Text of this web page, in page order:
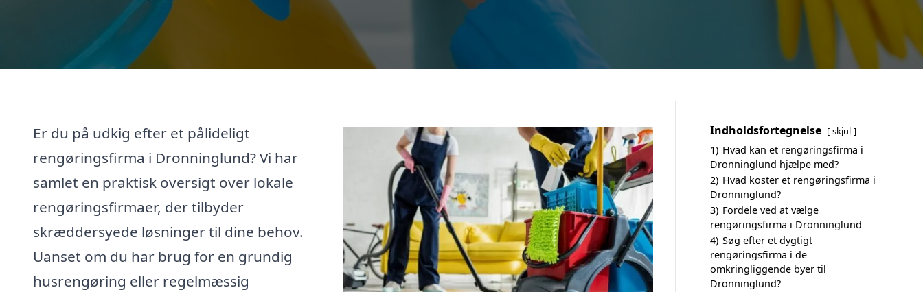
Er du på udkig efter et pålideligt
rengøringsfirma i Dronninglund? Vi har
samlet en praktisk oversigt over lokale
rengøringsfirmaer, der tilbyder
skræddersyede løsninger til dine behov.
Uanset om du har brug for en grundig
husrengøring eller regelmæssig
Indholdsfortegnelse skjul
1) Hvad kan et rengøringsfirma i
Dronninglund hjælpe med?
2) Hvad koster et rengøringsfirma i
Dronninglund?
3) Fordele ved at vælge
rengøringsfirma i Dronninglund
4) Søg efter et dygtigt
rengøringsfirma i de
omkringliggende byer til
Dronninglund?